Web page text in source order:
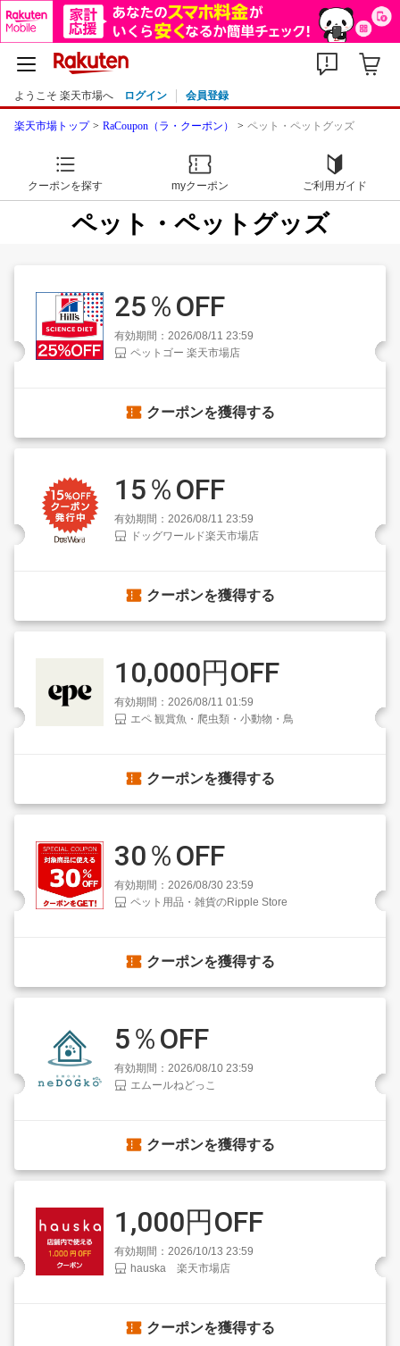
ようこそ 楽天市場へ ログイン 会員登録
楽天市場トップ RaCoupon（ラ・クーポン） ペット・ペットグッズ
クーポンを探す myクーポン ご利用ガイド
ペット・ペットグッズ
25％OFF
有効期間：2026/08/11 23:59
ペットゴー 楽天市場店
クーポンを獲得する
15％OFF
有効期間：2026/08/11 23:59
ドッグワールド楽天市場店
クーポンを獲得する
10,000円OFF
有効期間：2026/08/11 01:59
エペ 観賞魚・爬虫類・小動物・鳥
クーポンを獲得する
30％OFF
有効期間：2026/08/30 23:59
ペット用品・雑貨のRipple Store
クーポンを獲得する
5％OFF
有効期間：2026/08/10 23:59
エムールねどっこ
クーポンを獲得する
1,000円OFF
有効期間：2026/10/13 23:59
hauska 楽天市場店
クーポンを獲得する